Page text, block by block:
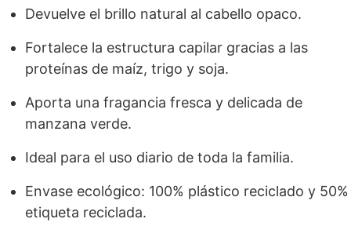
Devuelve el brillo natural al cabello opaco.
Fortalece la estructura capilar gracias a las
proteínas de maíz, trigo y soja.
Aporta una fragancia fresca y delicada de
manzana verde.
Ideal para el uso diario de toda la familia.
Envase ecológico: 100% plástico reciclado y 50%
etiqueta reciclada.